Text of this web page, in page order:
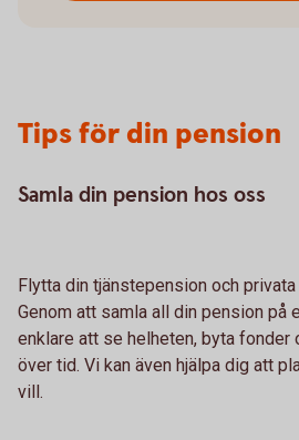
Tips för din pension
Samla din pension hos oss
Flytta din tjänstepension och
Genom att samla all din pension på
enklare att se helheten, byta fonder
över tid. Vi kan även hjälpa dig att
vill.